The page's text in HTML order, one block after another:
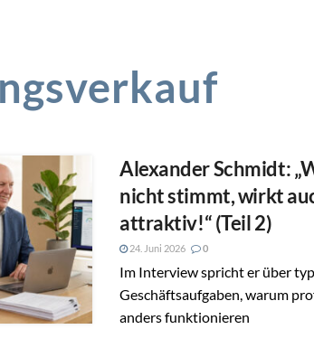
Alexander Schmidt:
nicht stimmt, wirkt
attraktiv!“ (Teil 2)
24. Juni 2026 0
Im Interview spricht er über
Geschäftsaufgaben, warum
anders funktionieren